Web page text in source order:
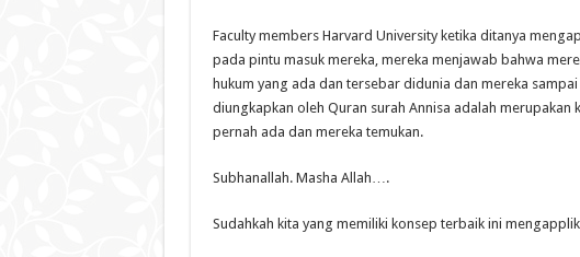
Faculty members Harvard University ketika ditanya
pada pintu masuk mereka, mereka menjawab bahwa
hukum yang ada dan tersebar didunia dan mereka
diungkapkan oleh Quran surah Annisa adalah
pernah ada dan mereka temukan.
Subhanallah. Masha Allah….
Sudahkah kita yang memiliki konsep terbaik ini